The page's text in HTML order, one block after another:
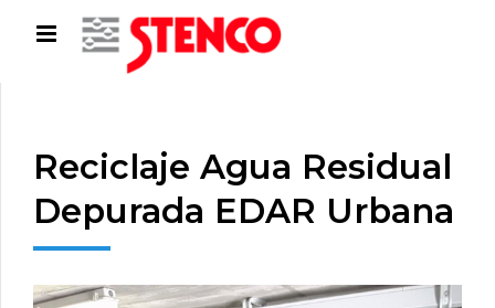
Reciclaje Agua Residual
Depurada EDAR Urbana